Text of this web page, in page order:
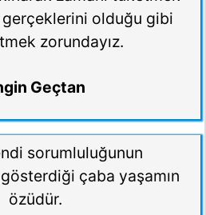
olduğu gibi
zorundayız.
Geçtan
sorumluluğunun
çaba yaşamın
özüdür.